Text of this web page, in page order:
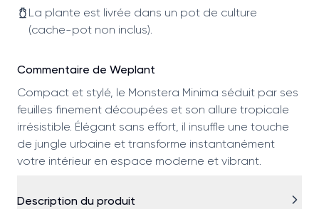
La plante est livrée dans un pot de culture
(cache-pot non inclus).
Commentaire de Weplant
Compact et stylé, le Monstera Minima séduit par ses
feuilles finement découpées et son allure tropicale
irrésistible. Élégant sans effort, il insuffle une touche
de jungle urbaine et transforme instantanément
votre intérieur en espace moderne et vibrant.
Description du produit